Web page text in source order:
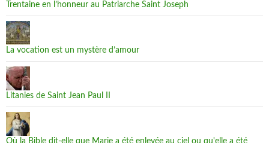
Trentaine en l’honneur au Patriarche Saint Joseph
La vocation est un mystère d’amour
Litanies de Saint Jean Paul II
Où la Bible dit-elle que Marie a été enlevée au ciel ou qu'elle a été